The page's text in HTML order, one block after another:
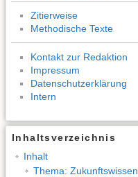
Zitierweise
Methodische Texte
Kontakt zur Redaktion
Impressum
Datenschutzerklärung
Intern
Inhaltsverzeichnis
Inhalt
Thema: Zukunftswissen